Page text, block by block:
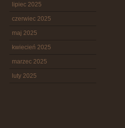
lipiec 2025
czerwiec 2025
maj 2025
kwiecień 2025
marzec 2025
luty 2025